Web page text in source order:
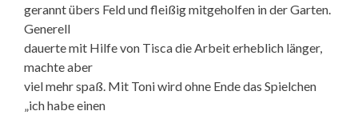
gerannt übers Feld und fleißig mitgeholfen in der Garten.
Generell
dauerte mit Hilfe von Tisca die Arbeit erheblich länger,
machte aber
viel mehr spaß. Mit Toni wird ohne Ende das Spielchen
„ich habe einen